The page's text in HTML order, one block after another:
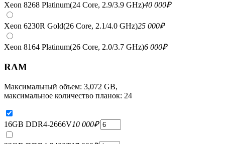
Xeon 8268 Platinum(24 Core, 2.9/3.9 GHz)40 000₽
Xeon 6230R Gold(26 Core, 2.1/4.0 GHz)25 000₽
Xeon 8164 Platinum(26 Core, 2.0/3.7 GHz)6 000₽
RAM
Максимальный объем: 3,072 GB,
максимальное количество планок: 24
16GB DDR4-2666V10 000₽